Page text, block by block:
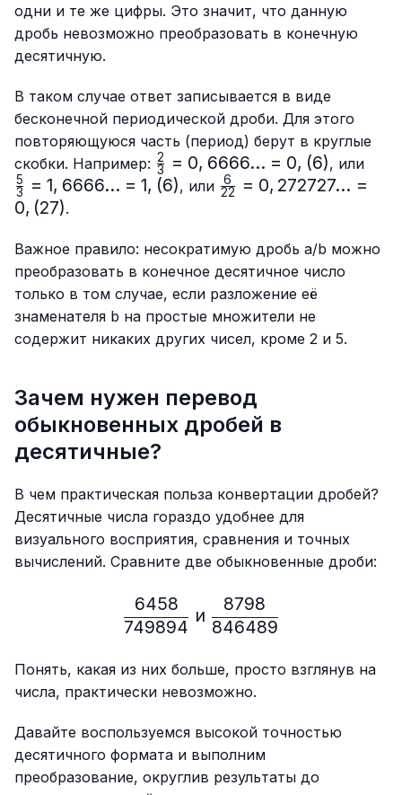
одни и те же цифры. Это значит, что данную
дробь невозможно преобразовать в конечную
десятичную.
В таком случае ответ записывается в виде
бесконечной периодической дроби. Для этого
повторяющуюся часть (период) берут в круглые
скобки. Например: \frac{2}
{3}=0,6666...
3
2 = 0, 6666... = 0, (6), или
{3}=
3
5 = 1, 6666... = 1, (6), или \frac{6}
22
6 = 0, 272727... =
0, (27).
Важное правило: несократимую дробь a/b можно
преобразовать в конечное десятичное число
только в том случае, если разложение её
знаменателя b на простые множители не
содержит никаких других чисел, кроме 2 и 5.
Зачем нужен перевод
обыкновенных дробей в
десятичные?
В чем практическая польза конвертации дробей?
Десятичные числа гораздо удобнее для
визуального восприятия, сравнения и точных
вычислений. Сравните две обыкновенные дроби:
\frac{6458}{749894} \
749894
6458
и
846489
8798
Понять, какая из них больше, просто взглянув на
числа, практически невозможно.
Давайте воспользуемся высокой точностью
десятичного формата и выполним
преобразование, округлив результаты до